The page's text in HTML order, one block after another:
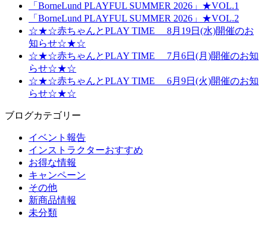
「BorneLund PLAYFUL SUMMER 2026」★VOL.1
「BorneLund PLAYFUL SUMMER 2026」★VOL.2
☆★☆赤ちゃんとPLAY TIME 8月19日(水)開催のお
知らせ☆★☆
☆★☆赤ちゃんとPLAY TIME 7月6日(月)開催のお知
らせ☆★☆
☆★☆赤ちゃんとPLAY TIME 6月9日(火)開催のお知
らせ☆★☆
ブログカテゴリー
イベント報告
インストラクターおすすめ
お得な情報
キャンペーン
その他
新商品情報
未分類